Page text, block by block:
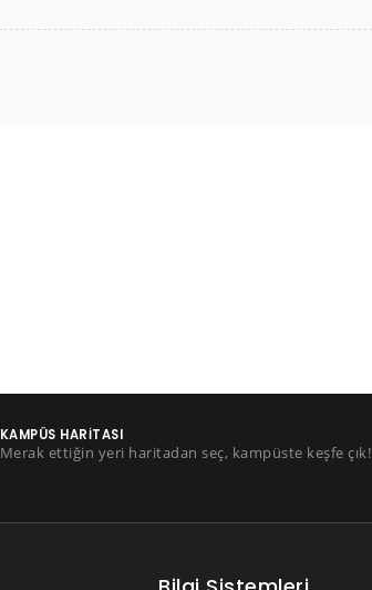
KAMPÜS HARITASI
Merak ettiğin yeri haritadan seç, kampüste keşfe çık!